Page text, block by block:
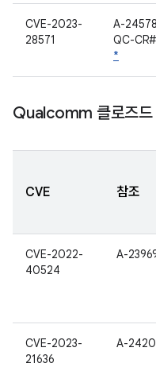
CVE-2023-
28571
A-
QC-
*
Qualcomm 클로즈드
CVE 참조
CVE-2022-
40524
A-
CVE-2023-
21636
A-